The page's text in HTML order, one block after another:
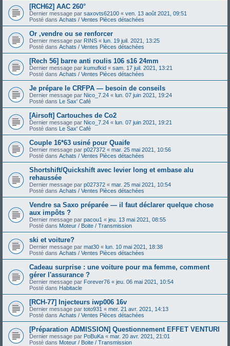
[RCH62] AAC 260°
Dernier message par saxovts62100 « ven. 13 août 2021, 09:51
Posté dans Achats / Ventes Pièces détachées
Or ,vendre ou se renforcer
Dernier message par RINS « lun. 19 juil. 2021, 13:25
Posté dans Achats / Ventes Pièces détachées
[Rech 56] barre anti roulis 106 s16 24mm
Dernier message par kumufkid « sam. 17 juil. 2021, 13:21
Posté dans Achats / Ventes Pièces détachées
Je prépare le CRFPA — besoin de conseils
Dernier message par Nico_7.24 « lun. 07 juin 2021, 19:24
Posté dans Le Sax' Café
[Airsoft] Cartouches de Co2
Dernier message par Nico_7.24 « lun. 07 juin 2021, 19:21
Posté dans Le Sax' Café
Couple 16*63 usiné pour Quaife
Dernier message par p027372 « mar. 25 mai 2021, 10:56
Posté dans Achats / Ventes Pièces détachées
Shortshift/Quickshift avec levier long et embase alu
rehaussée
Dernier message par p027372 « mar. 25 mai 2021, 10:54
Posté dans Achats / Ventes Pièces détachées
Vendre sa Saxo préparée — il faut déclarer quelque chose
aux impôts ?
Dernier message par pacou1 « jeu. 13 mai 2021, 08:55
Posté dans Moteur / Boite / Transmission
ski et voiture?
Dernier message par mat30 « lun. 10 mai 2021, 18:38
Posté dans Achats / Ventes Pièces détachées
Cadeau surprise : une voiture pour ma femme, comment
gérer l'assurance ?
Dernier message par Forever76 « jeu. 06 mai 2021, 10:54
Posté dans Habitacle
[RCH-77] Injecteurs iwp006 16v
Dernier message par toto931 « mer. 21 avr. 2021, 14:13
Posté dans Achats / Ventes Pièces détachées
[Préparation ADMISSION] Questionnement EFFET VENTURI
Dernier message par PoBuKa « mar. 20 avr. 2021, 21:01
Posté dans Moteur / Boite / Transmission